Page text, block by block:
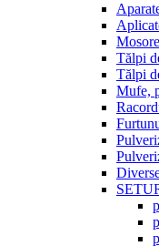
Tălpi
Tălpi
Mufe,